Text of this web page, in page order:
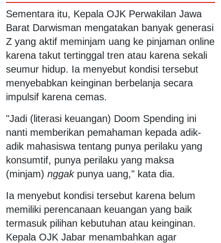
Sementara itu, Kepala OJK Perwakilan Jawa
Barat Darwisman mengatakan banyak generasi
Z yang aktif meminjam uang ke pinjaman online
karena takut tertinggal tren atau karena sekali
seumur hidup. Ia menyebut kondisi tersebut
menyebabkan keinginan berbelanja secara
impulsif karena cemas.
"Jadi (literasi keuangan) Doom Spending ini
nanti memberikan pemahaman kepada adik-
adik mahasiswa tentang punya perilaku yang
konsumtif, punya perilaku yang maksa
(minjam) nggakpunya uang," kata dia.
Ia menyebut kondisi tersebut karena belum
memiliki perencanaan keuangan yang baik
termasuk pilihan kebutuhan atau keinginan.
Kepala OJK Jabar menambahkan agar